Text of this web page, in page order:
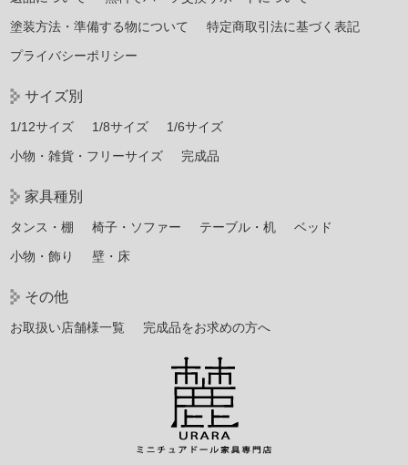
塗装方法・準備する物について
特定商取引法に基づく表記
プライバシーポリシー
サイズ別
1/12サイズ 1/8サイズ
1/6サイズ
小物・雑貨・フリーサイズ
完成品
家具種別
タンス・棚 椅子・ソファー テーブル・机
ベッド
小物・飾り
壁・床
その他
お取扱い店舗様一覧 完成品をお求めの方へ